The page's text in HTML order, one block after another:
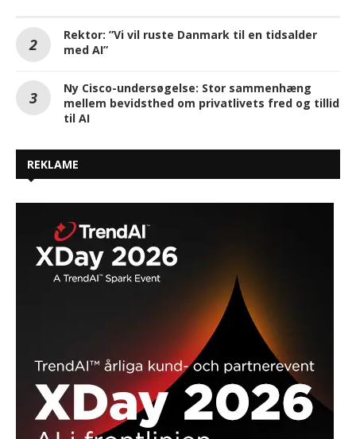
Rektor: ”Vi vil ruste Danmark til en tidsalder
med AI”
Ny Cisco-undersøgelse: Stor sammenhæng
mellem bevidsthed om privatlivets fred og tillid
til AI
REKLAME